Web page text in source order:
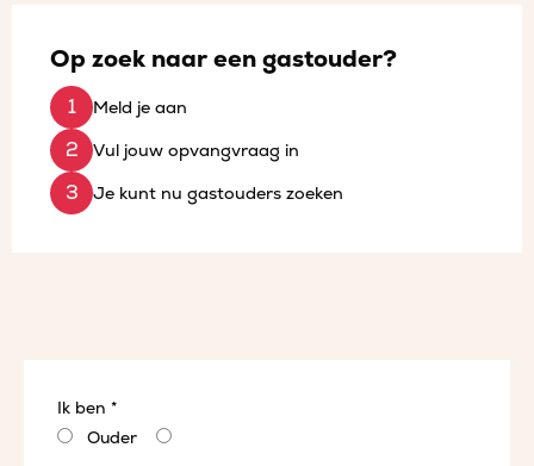
Op zoek naar een gastouder?
Meld je aan
Vul jouw opvangvraag in
Je kunt nu gastouders zoeken
Ik ben *
Ouder